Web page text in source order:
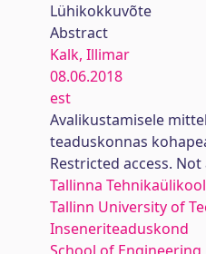
Lühikokkuvõte
Abstract
Kalk, Illimar
08.06.2018
est
Avalikustamisele
teaduskonnas
Restricted access.
Tallinna Tehnikaülikool
Tallinn University of
Inseneriteaduskond